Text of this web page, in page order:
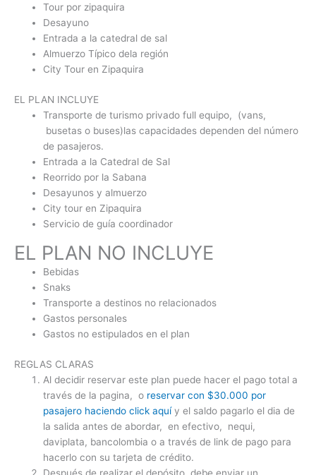
Tour por zipaquira
Desayuno
Entrada a la catedral de sal
Almuerzo Típico dela región
City Tour en Zipaquira
​EL PLAN INCLUYE
Transporte de turismo privado full equipo, (vans,
busetas o buses)las capacidades dependen del número
de pasajeros.
Entrada a la Catedral de Sal
Reorrido por la Sabana
Desayunos y almuerzo
City tour en Zipaquira
Servicio de guía coordinador
​EL PLAN NO INCLUYE
Bebidas
Snaks
Transporte a destinos no relacionados
Gastos personales
Gastos no estipulados en el plan
REGLAS CLARAS
Al decidir reservar este plan puede hacer el pago total a
través de la pagina, o reservar con $30.000 por
pasajero haciendo click aquíy el saldo pagarlo el dia de
la salida antes de abordar, en efectivo, nequi,
daviplata, bancolombia o a través de link de pago para
hacerlo con su tarjeta de crédito.